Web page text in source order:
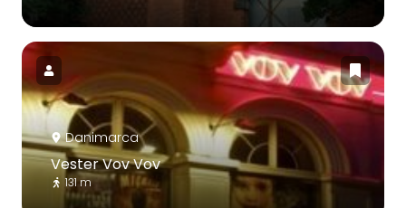
Danimarca
Vester Vov Vov
131 m